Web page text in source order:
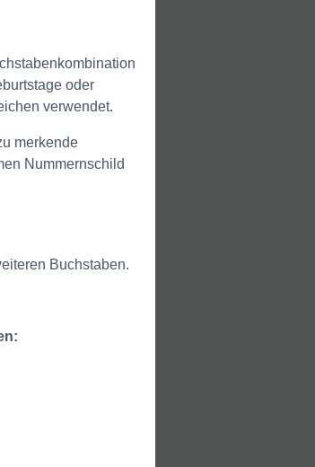
oder
verwendet.
merkende
Nummernschild
Buchstaben.